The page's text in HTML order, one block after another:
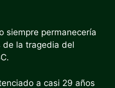
siempre permanecería
la tragedia del
a casi 29 años